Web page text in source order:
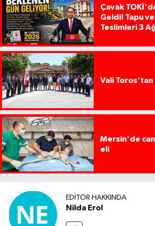
Çavak
Geldi! Tapu
Teslimleri 3
Vali
Mersin'de
eli
EDITÖR HAKKINDA
Nilda Erol